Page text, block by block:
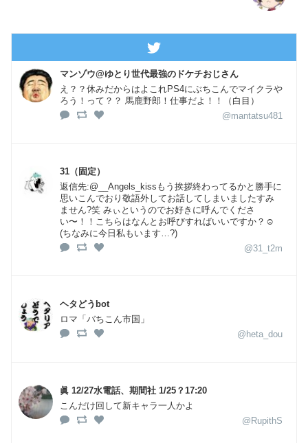
マンゾウ@ゆとり世代最強のドケチおじさん
え？？休みだからはよこれPS4にぶちこんでマイクラや
ろう！って？？ 馬鹿野郎！仕事だよ！！（白目）
@mantatsu481
31（固定）
返信先:@__Angels_kissもう挨拶終わってるかと勝手に
思いこんでおり敬語外してお話してしまいましたすみ
ません?笑 みぃというのでお好きに呼んでくださ
い〜！！こちらはなんとお呼びすればいいですか？☺️
(ちなみに今日私もいます…?)
@31_t2m
ヘタどうbot
ロマ「バちこん市国」
@heta_dou
眞 12/27水電話、期間社 1/25？17:20
こんだけ回して新キャラ一人かよ
@RupithS